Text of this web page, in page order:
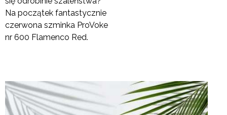
Na początek fantastycznie
czerwona szminka ProVoke
nr 600 Flamenco Red.